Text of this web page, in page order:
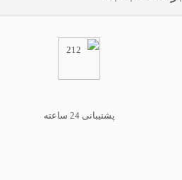
پشتیبانی 24 ساعته